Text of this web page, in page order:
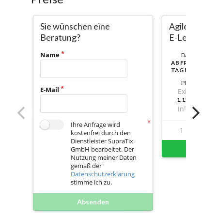
Sie wünschen eine
Beratung?
Name
E-Mail
Ihre Anfrage wird
kostenfrei durch den
Dienstleister SupraTix
GmbH bearbeitet. Der
Nutzung meiner Daten
gemäß der
Datenschutzerklärung
stimme ich zu.
Absenden
Agiles
E-Learning
DAUER:
AB
TAG NUTZBAR
PREIS
Exkl. Mwst.
Inkl. Mwst.
1